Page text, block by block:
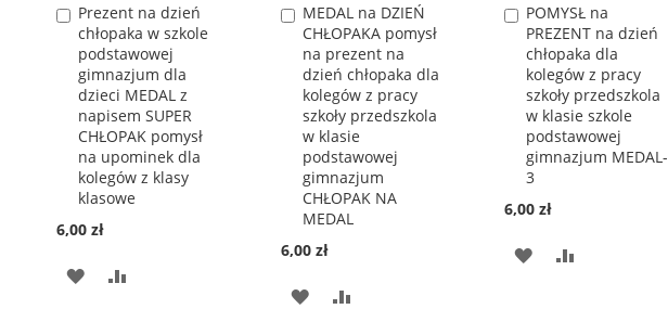
Prezent na dzień
chłopaka w szkole
podstawowej
gimnazjum dla
dzieci MEDAL z
napisem SUPER
CHŁOPAK pomysł
na upominek dla
kolegów z klasy
klasowe
6,00 zł
Dodaj
do
koszyka
DODAJ
MEDAL na DZIEŃ
CHŁOPAKA pomysł
na prezent na
dzień chłopaka dla
kolegów z pracy
szkoły przedszkola
w klasie
podstawowej
gimnazjum
CHŁOPAK NA
MEDAL
6,00 zł
Dodaj
do
koszyka
DODAJ
POMYSŁ na
PREZENT na dzień
chłopaka dla
kolegów z pracy
szkoły przedszkola
w klasie szkole
podstawowej
gimnazjum MEDAL-
3
6,00 zł
Dodaj
do
koszyka
DODAJ